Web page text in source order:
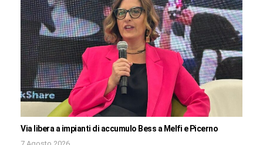
Via libera a impianti di accumulo Bess a Melfi e Picerno